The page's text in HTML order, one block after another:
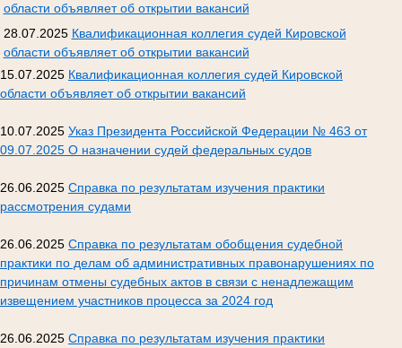
области объявляет об открытии вакансий
28.07.2025 Квалификационная коллегия судей Кировской
области объявляет об открытии вакансий
15.07.2025 Квалификационная коллегия судей Кировской
области объявляет об открытии вакансий
10.07.2025 Указ Президента Российской Федерации № 463 от
09.07.2025 О назначении судей федеральных судов
26.06.2025 Справка по результатам изучения практики
рассмотрения судами
26.06.2025 Справка по результатам обобщения судебной
практики по делам об административных правонарушениях по
причинам отмены судебных актов в связи с ненадлежащим
извещением участников процесса за 2024 год
26.06.2025 Справка по результатам изучения практики